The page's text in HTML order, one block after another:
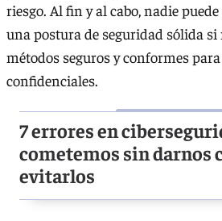
riesgo. Al fin y al cabo, nadie
una postura de seguridad sólida si
métodos seguros y conformes
confidenciales.
7 errores en
cometemos sin darnos
evitarlos